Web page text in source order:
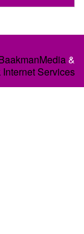
&
Internet Services